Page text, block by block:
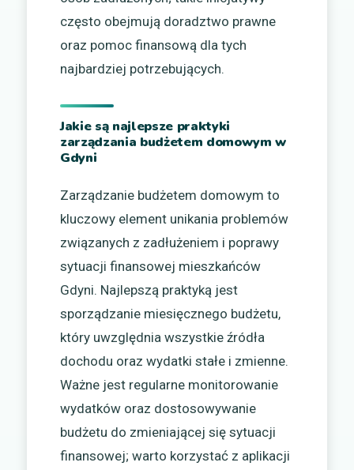
często obejmują doradztwo prawne
oraz pomoc finansową dla tych
najbardziej potrzebujących.
Jakie są najlepsze praktyki
zarządzania budżetem domowym w
Gdyni
Zarządzanie budżetem domowym to
kluczowy element unikania problemów
związanych z zadłużeniem i poprawy
sytuacji finansowej mieszkańców
Gdyni. Najlepszą praktyką jest
sporządzanie miesięcznego budżetu,
który uwzględnia wszystkie źródła
dochodu oraz wydatki stałe i zmienne.
Ważne jest regularne monitorowanie
wydatków oraz dostosowywanie
budżetu do zmieniającej się sytuacji
finansowej; warto korzystać z aplikacji